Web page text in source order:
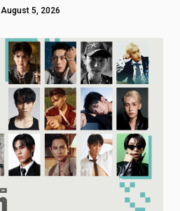
August 5, 2026